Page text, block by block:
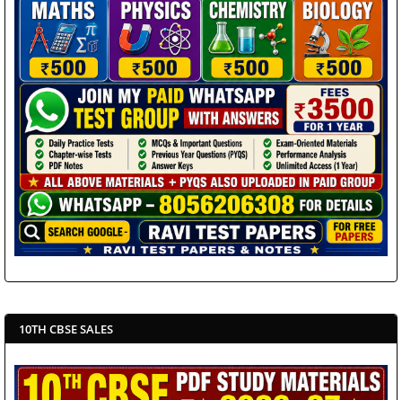
10TH CBSE SALES